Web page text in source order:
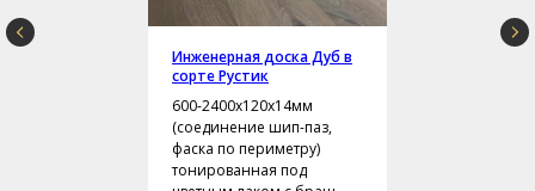
Инженерная доска Дуб в
сорте Рустик
600-2400х120х14мм
(соединение шип-паз,
фаска по периметру)
тонированная под